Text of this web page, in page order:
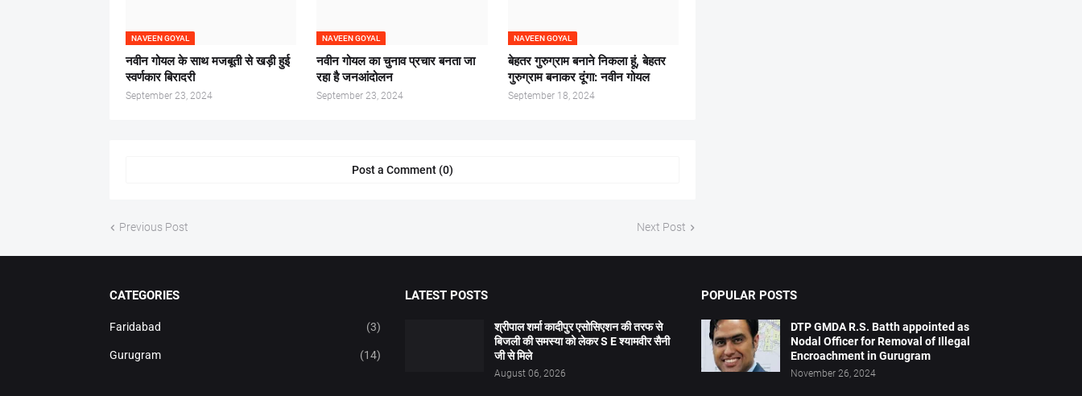
NAVEEN GOYAL
नवीन गोयल के साथ मजबूती से खड़ी हुई
स्वर्णकार बिरादरी
September 23, 2024
NAVEEN GOYAL
नवीन गोयल का चुनाव प्रचार बनता जा
रहा है जनआंदोलन
September 23, 2024
NAVEEN GOYAL
बेहतर गुरुग्राम बनाने निकला हूं, बेहतर
गुरुग्राम बनाकर दूंगा: नवीन गोयल
September 18, 2024
Post a Comment (0)
Previous Post Next Post
CATEGORIES
Faridabad (3)
Gurugram (14)
LATEST POSTS
श्रीपाल शर्मा कादीपुर एसोसिएशन की तरफ से
बिजली की समस्या को लेकर S E श्यामवीर सैनी
जी से मिले
August 06, 2026
POPULAR POSTS
DTP GMDA R.S. Batth appointed as
Nodal Officer for Removal of Illegal
Encroachment in Gurugram
November 26, 2024